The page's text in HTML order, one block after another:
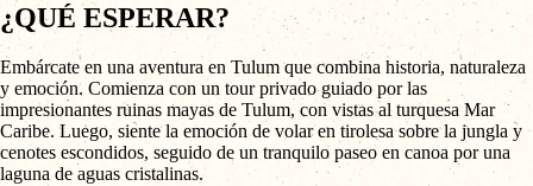
¿QUÉ ESPERAR?
Embárcate en una aventura en Tulum que combina historia, naturaleza
y emoción. Comienza con un tour privado guiado por las
impresionantes ruinas mayas de Tulum, con vistas al turquesa Mar
Caribe. Luego, siente la emoción de volar en tirolesa sobre la jungla y
cenotes escondidos, seguido de un tranquilo paseo en canoa por una
laguna de aguas cristalinas.